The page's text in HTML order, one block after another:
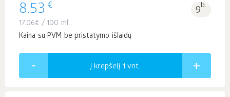
8.53 € 9b.
17.06€ / 100 ml
Kaina su PVM be pristatymo išlaidų
Į krepšelį 1 vnt.